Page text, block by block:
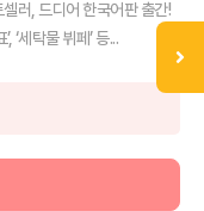
러, 드디어 한국어판 출간!
‘세탁물 뷔페’ 등...